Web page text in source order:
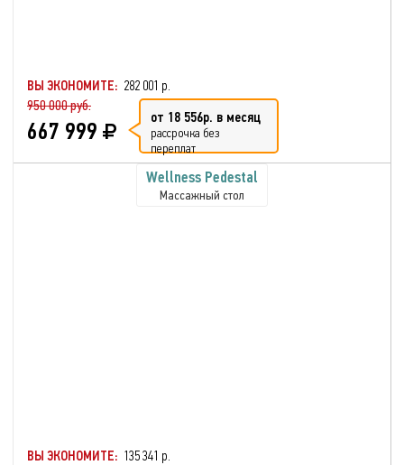
ВЫ ЭКОНОМИТЕ: 282 001 р.
950 000 руб.
667 999 от 18 556р. в месяц
рассрочка без
переплат
Wellness Pedestal
Массажный стол
ВЫ ЭКОНОМИТЕ: 135 341 р.